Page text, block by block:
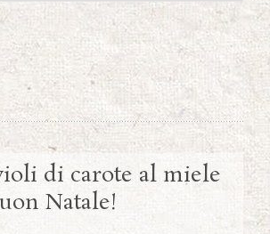
di carote al miele
Natale!